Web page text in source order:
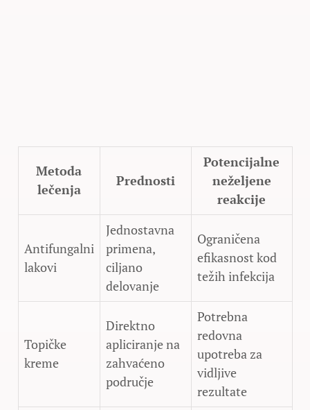
Metoda
lečenja
Prednosti
Potencijalne
neželjene
reakcije
Antifungalni
lakovi
Jednostavna
primena,
ciljano
delovanje
Ograničena
efikasnost kod
težih infekcija
Topičke
kreme
Direktno
apliciranje na
zahvaćeno
područje
Potrebna
redovna
upotreba za
vidljive
rezultate